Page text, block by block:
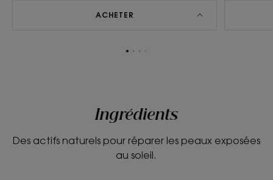
ACHETER
Aller
Ingrédients
Des actifs naturels pour réparer les peaux exposées
au soleil.